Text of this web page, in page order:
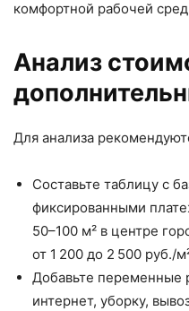
комфортной рабочей
Анализ
Для анализа
Составьте таблицу с
фиксированными
50–100 м² в центре
от 1 200 до 2 500 руб./
Добавьте переменные
интернет, уборку,